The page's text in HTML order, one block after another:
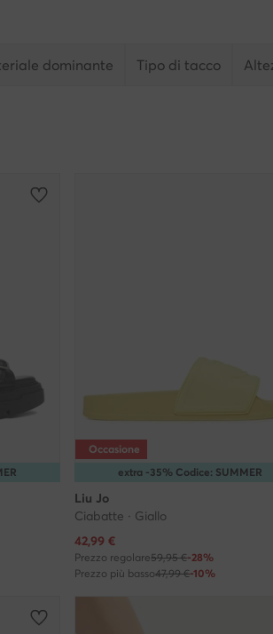
dominante Tipo di tacco
extra -35% Codice: SUMMER
Occasione
Liu Jo
Ciabatte · Giallo
Prezzo attuale
42,99 €
Prezzo regolare59,95 €-28%
Prezzo più basso47,99 €-10%